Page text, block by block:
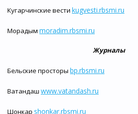
Кугарчинские вести kugvesti.rbsmi.ru
Морадым moradim.rbsmi.ru
Журналы
Бельские просторы bp.rbsmi.ru
Ватандаш www.vatandash.ru
Шонкар shonkar.rbsmi.ru